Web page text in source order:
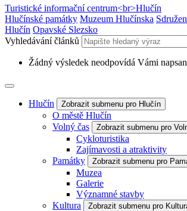
Turistické informační centrum<br>Hlučín
Hlučínské památky Muzeum Hlučínska
Hlučín Opavské Slezsko
Vyhledávání článků
Žádný výsledek neodpovídá Vámi
Hlučín Zobrazit submenu pro Hlučín
O městě Hlučín
Volný čas
Zobrazit submenu pro
Cykloturistika
Zajímavosti a atraktivity
Památky
Zobrazit submenu pro
Muzea
Galerie
Významné stavby
Kultura
Zobrazit submenu pro